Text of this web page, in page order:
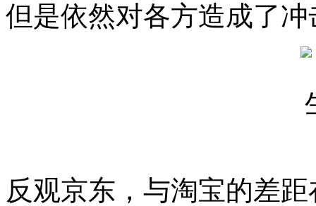
但是依然对各方造成了冲
反观京东，与淘宝的差